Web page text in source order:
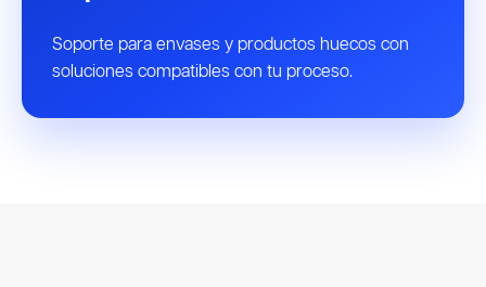
Soporte para envases y productos huecos con
soluciones compatibles con tu proceso.